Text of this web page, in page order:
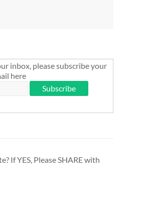
inbox, please subscribe your
here
If YES, Please SHARE with